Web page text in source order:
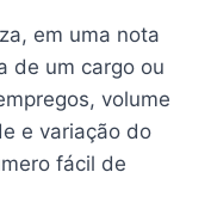
em uma nota
de um cargo ou
volume
e variação do
fácil de